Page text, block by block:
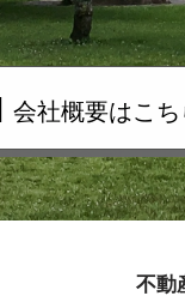
会社概要はこち
不動